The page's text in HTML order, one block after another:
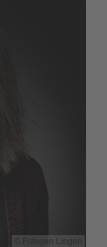
Fotogen Lingen